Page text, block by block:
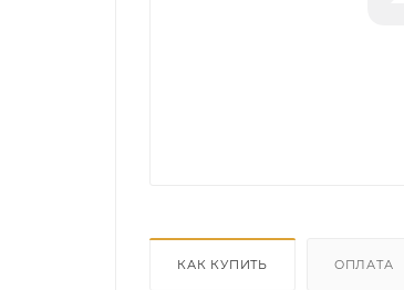
КАК КУПИТЬ ОПЛАТА